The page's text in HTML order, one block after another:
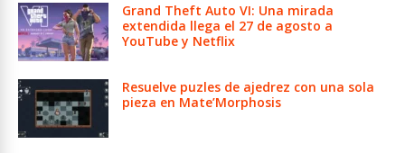
Grand Theft Auto VI: Una mirada
extendida llega el 27 de agosto a
YouTube y Netflix
Resuelve puzles de ajedrez con una sola
pieza en Mate’Morphosis